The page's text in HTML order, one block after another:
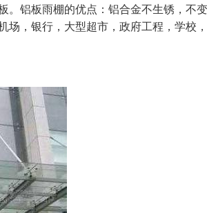
。铝板雨棚的优点：铝合金不生锈，不
场，银行，大型超市，政府工程，学校